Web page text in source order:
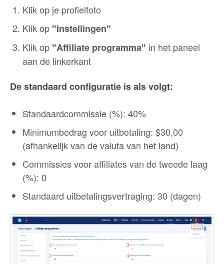
Klik op je profielfoto
Klik op "Instellingen"
Klik op "Affiliate programma" in het paneel
aan de linkerkant
De standaard configuratie is als volgt:
Standaardcommissie (%): 40%
Minimumbedrag voor uitbetaling: $30,00
(afhankelijk van de valuta van het land)
Commissies voor affiliates van de tweede laag
(%): 0
Standaard uitbetalingsvertraging: 30 (dagen)